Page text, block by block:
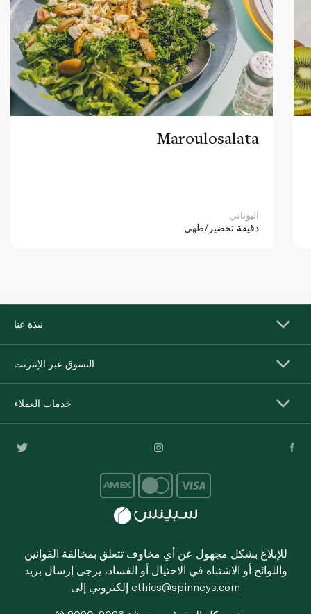
Maroulosalata
اليوناني
دقيقة تحضير/طهي
نبذة عنا
التسوق عبر الإنترنت
خدمات العملاء
للإبلاغ بشكل مجهول عن أي مخاوف تتعلق بمخالفة القوانين
واللوائح أو الاشتباه في الاحتيال أو الفساد، يرجى إرسال بريد
ethics@spinneys.com